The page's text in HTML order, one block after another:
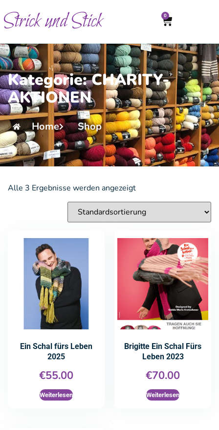
Strick und Stick 0
Kategorie: CHARITY-
AKTIONEN
Home Shop
Alle 3 Ergebnisse werden angezeigt
Ein Schal fürs Leben
2025
€55.00
Weiterlesen
Brigitte Ein Schal Fürs
Leben 2023
€70.00
Weiterlesen